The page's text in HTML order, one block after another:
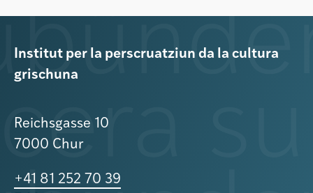
Institut per la perscruatziun da la cultura
grischuna
Reichsgasse 10
7000 Chur
+41 81 252 70 39